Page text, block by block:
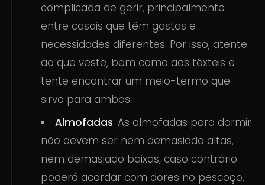
complicada de gerir, principalmente
entre casais que têm gostos e
necessidades diferentes. Por isso, atente
ao que veste, bem como aos têxteis e
tente encontrar um meio-termo que
sirva para ambos.
Almofadas: As almofadas para dormir
não devem ser nem demasiado altas,
nem demasiado baixas, caso contrário
poderá acordar com dores no pescoço,